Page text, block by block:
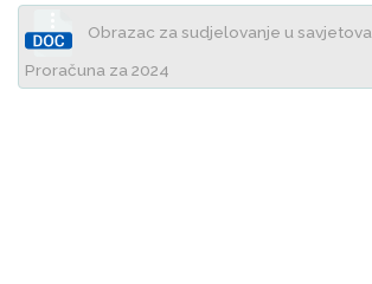
Obrazac za sudjelovanje u
Proračuna za 2024